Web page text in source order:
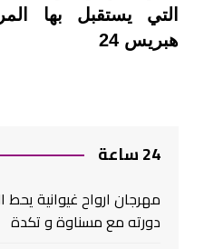
التي يستقبل بها
هبريس 24
24 ساعة
مهرجان ارواح غيوانية يحط
دورته مع مسناوة و تكدة